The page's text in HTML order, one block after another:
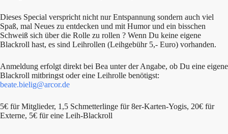
Dieses Special verspricht nicht nur Entspannung sondern auch viel
Spaß, mal Neues zu entdecken und mit Humor und ein bisschen
Schweiß sich über die Rolle zu rollen ? Wenn Du keine eigene
Blackroll hast, es sind Leihrollen (Leihgebühr 5,- Euro) vorhanden.
Anmeldung erfolgt direkt bei Bea unter der Angabe, ob Du eine eigene
Blackroll mitbringst oder eine Leihrolle benötigst:
beate.bielig@arcor.de
5€ für Mitglieder, 1,5 Schmetterlinge für 8er-Karten-Yogis, 20€ für
Externe, 5€ für eine Leih-Blackroll